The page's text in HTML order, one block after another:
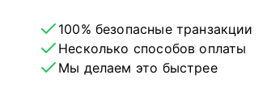
100% безопасные транзакции
Несколько способов оплаты
Мы делаем это быстрее